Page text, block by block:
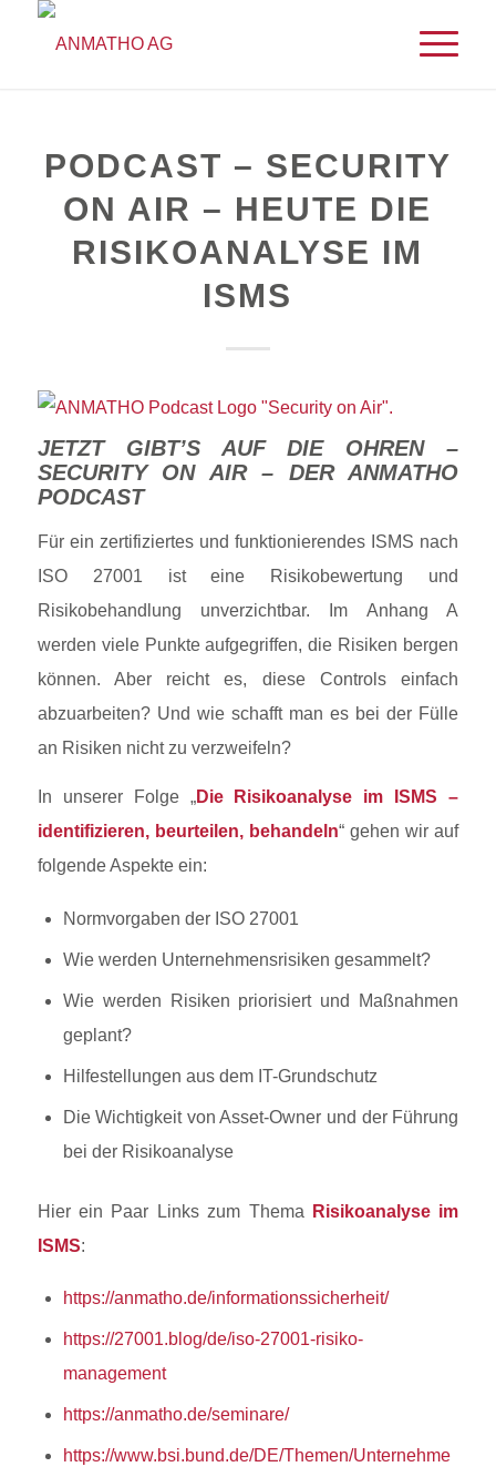
PODCAST – SECURITY
ON AIR – HEUTE DIE
RISIKOANALYSE IM
ISMS
JETZT GIBT’S AUF DIE OHREN –
SECURITY ON AIR – DER ANMATHO
PODCAST
Für ein zertifiziertes und funktionierendes ISMS nach
ISO 27001 ist eine Risikobewertung und
Risikobehandlung unverzichtbar. Im Anhang A
werden viele Punkte aufgegriffen, die Risiken bergen
können. Aber reicht es, diese Controls einfach
abzuarbeiten? Und wie schafft man es bei der Fülle
an Risiken nicht zu verzweifeln?
In unserer Folge „Die Risikoanalyse im ISMS –
identifizieren, beurteilen, behandeln“ gehen wir auf
folgende Aspekte ein:
Normvorgaben der ISO 27001
Wie werden Unternehmensrisiken gesammelt?
Wie werden Risiken priorisiert und Maßnahmen
geplant?
Hilfestellungen aus dem IT-Grundschutz
Die Wichtigkeit von Asset-Owner und der Führung
bei der Risikoanalyse
Hier ein Paar Links zum Thema
Risikoanalyse im
ISMS:
https://anmatho.de/informationssicherheit/
https://27001.blog/de/iso-27001-risiko-
management
https://anmatho.de/seminare/
https://www.bsi.bund.de/DE/Themen/Unternehme